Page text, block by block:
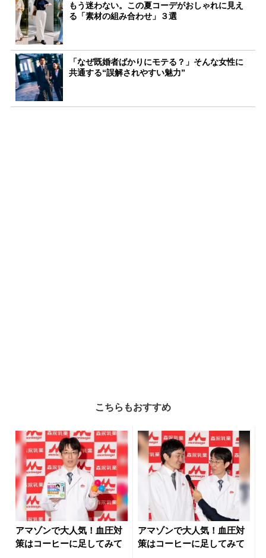
もう迷わない。この夏コーデがおしゃれに見え
る「素材の組み合わせ」３選
「なぜ既婚者ばかりにモテる？」そんな女性に
共通する“誤解されやすい魅力”
こちらもおすすめ
アマゾンで大人気！血圧対
策はコーヒーに足してみて
アマゾンで大人気！血圧対
策はコーヒーに足してみて